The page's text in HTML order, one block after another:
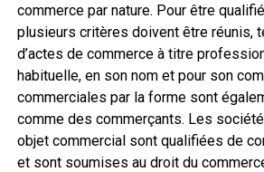
commerce par nature. Pour être
plusieurs critères doivent être réunis,
d’actes de commerce à titre
habituelle, en son nom et pour son
commerciales par la forme sont
comme des commerçants. Les
objet commercial sont qualifiées de
et sont soumises au droit du